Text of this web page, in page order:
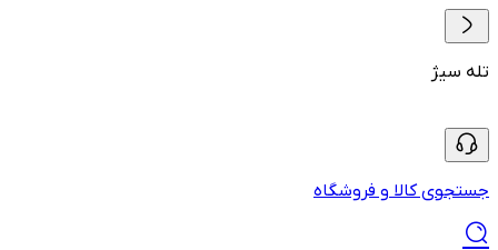
تله سیژ
جستجوی کالا و فروشگاه